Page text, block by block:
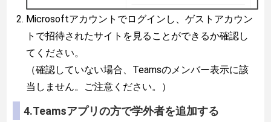
Microsoftアカウントでログインし、ゲストアカウン
トで招待されたサイトを見ることができるか確認し
てください。
（確認していない場合、Teamsのメンバー表示に該
当しません。ご注意ください。）
4.Teamsアプリの方で学外者を追加する